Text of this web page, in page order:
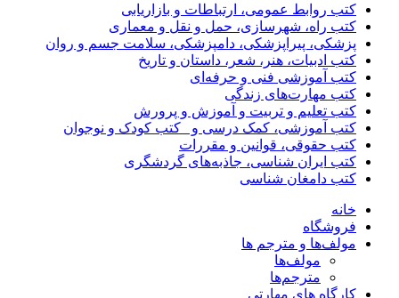
کتب روابط عمومی، ارتباطات و بازاریابی
کتب راه، شهرسازی، حمل و نقل و معماری
پزشکی، پیراپزشکی، دامپزشکی، سلامت جسم و روان
کتب ادبیات، هنر، شعر، داستان و تاریخ
کتب آموزشی فنی و حرفه‌ای
کتب مهارت‌های زندگی
کتب تعلیم و تربیت و آموزش و پرورش
کتب آموزشی، کمک درسی و _کتب کودک و نوجوان
کتب حقوقی، قوانین و مقررات
کتب ایران شناسی، جاذبه‌های گردشگری
کتب دامغان شناسی
خانه
فروشگاه
مولف‌ها و مترجم ها
مولف‌ها
مترجم‌ها
کارگاه های مهارتی